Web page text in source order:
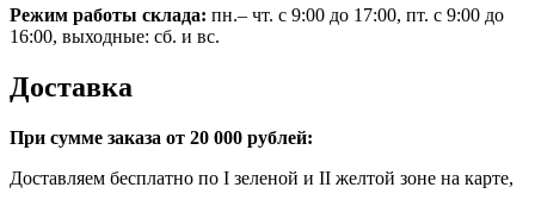
Режим работы склада: пн.– чт. с 9:00 до 17:00, пт. с 9:00 до
16:00, выходные: сб. и вс.
Доставка
При сумме заказа от 20 000 рублей:
Доставляем бесплатно по I зеленой и II желтой зоне на карте,